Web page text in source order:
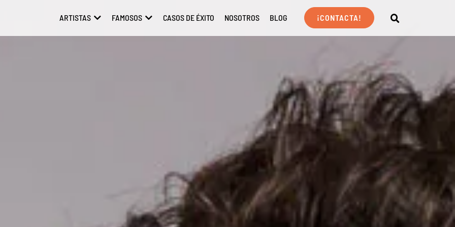
ARTISTAS ABRIR ARTISTAS
FAMOSOS ABRIR FAMOSOS
CASOS DE ÉXITO NOSOTROS BLOG ¡CONTACTA!